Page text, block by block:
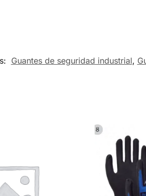
Guantes de seguridad industrial,